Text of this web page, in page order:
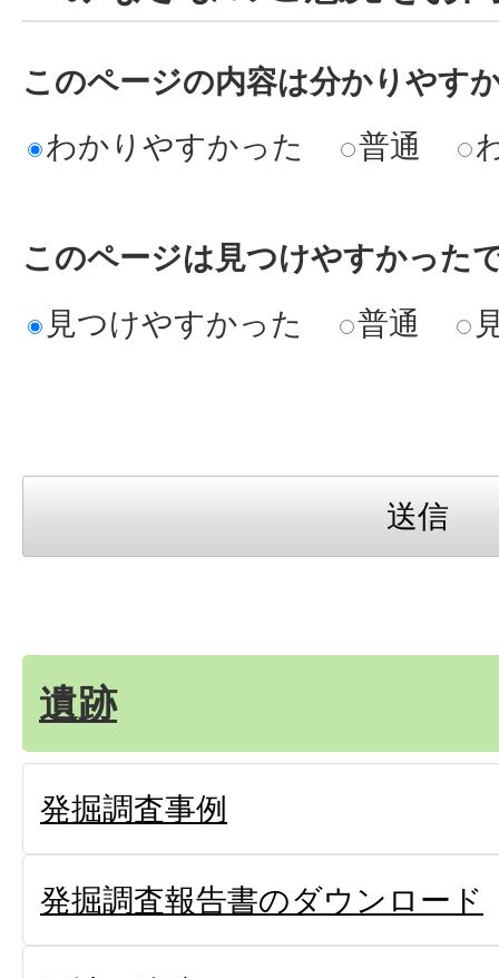
このページの内容は分かりやす
わかりやすかった
普通
このページは見つけやすかった
見つけやすかった
普通
遺跡
発掘調査事例
発掘調査報告書のダウンロード